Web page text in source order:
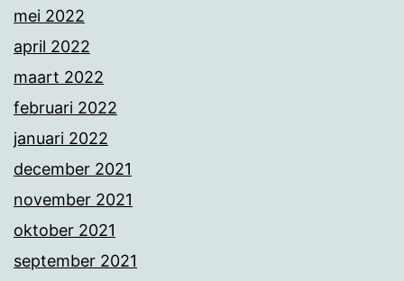
mei 2022
april 2022
maart 2022
februari 2022
januari 2022
december 2021
november 2021
oktober 2021
september 2021